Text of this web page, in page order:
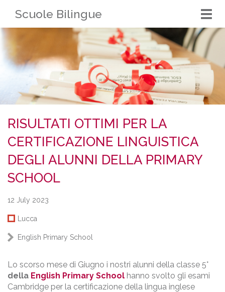
Scuole Bilingue
RISULTATI OTTIMI PER LA
CERTIFICAZIONE LINGUISTICA
DEGLI ALUNNI DELLA PRIMARY
SCHOOL
12 July 2023
Lucca
English Primary School
Lo scorso mese di Giugno i nostri alunni della classe 5°
della English Primary School hanno svolto gli esami
Cambridge per la certificazione della lingua inglese